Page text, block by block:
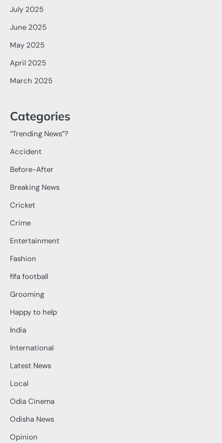
July 2025
June 2025
May 2025
April 2025
March 2025
Categories
“Trending News”?
Accident
Before-After
Breaking News
Cricket
Crime
Entertainment
Fashion
fifa football
Grooming
Happy to help
India
International
Latest News
Local
Odia Cinema
Odisha News
Opinion